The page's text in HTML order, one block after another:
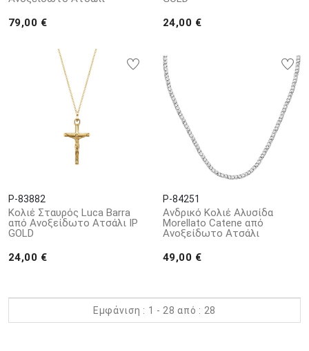
79,00 €
24,00 €
P-83882
Κολιέ Σταυρός Luca Barra
από Aνοξείδωτο Aτσάλι IP
GOLD
24,00 €
P-84251
Ανδρικό Κολιέ Αλυσίδα
Morellato Catene από
Ανοξείδωτο Ατσάλι
49,00 €
Εμφάνιση : 1 - 28 από : 28